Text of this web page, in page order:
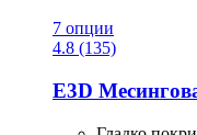
7 опции
4.8 (135)
E3D